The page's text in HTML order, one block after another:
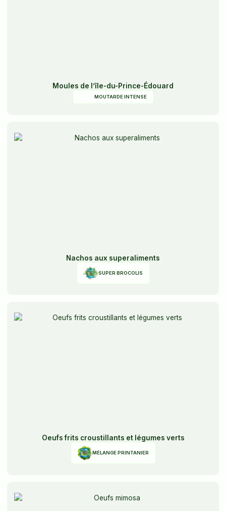
Moules de l’île-du-Prince-Édouard
MOUTARDE INTENSE
Nachos aux superaliments
SUPER BROCOLIS
Oeufs frits croustillants et légumes verts
MÉLANGE PRINTANIER